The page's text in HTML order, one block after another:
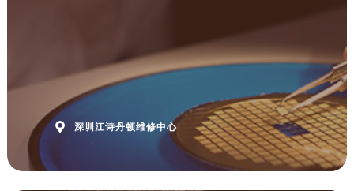
 深圳江诗丹顿维修中心